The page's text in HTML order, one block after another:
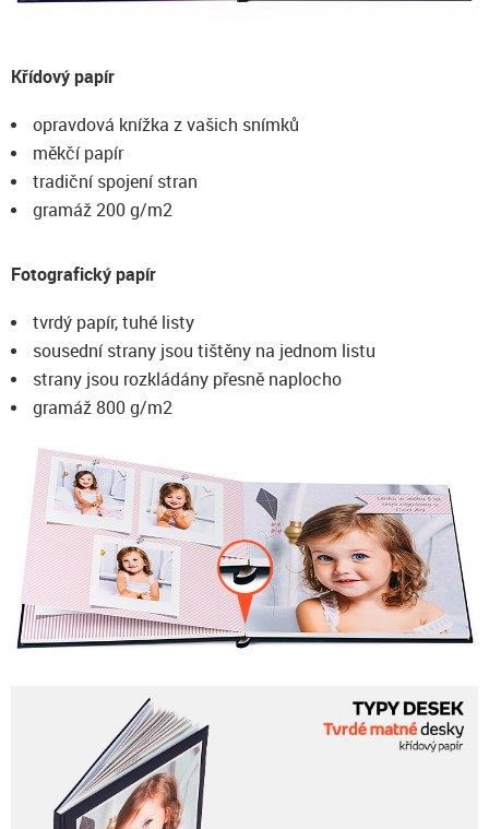
Křídový papír
opravdová knížka z vašich snímků
měkčí papír
tradiční spojení stran
gramáž 200 g/m2
Fotografický papír
tvrdý papír, tuhé listy
sousední strany jsou tištěny na jednom listu
strany jsou rozkládány přesně naplocho
gramáž 800 g/m2